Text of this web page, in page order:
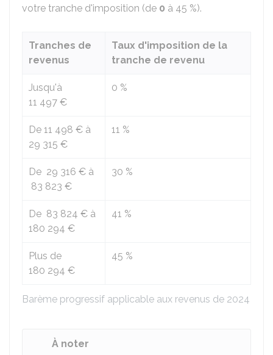
votre tranche d'imposition (de 0 à 45 %).
Barème progressif applicable aux revenus de 2024
Tranches de
revenus
Taux d'imposition de la
tranche de revenu
Jusqu'à
11 497 €
0 %
De 11 498 € à
29 315 €
11 %
De 29 316 € à
83 823 €
30 %
De 83 824 € à
180 294 €
41 %
Plus de
180 294 €
45 %
À noter